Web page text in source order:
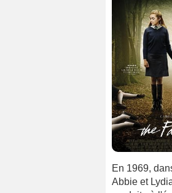
En 1969,
Abbie et